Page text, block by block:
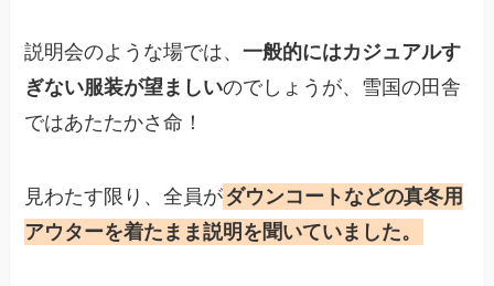
説明会のような場では、一般的にはカジュアルす
ぎない服装が望ましいのでしょうが、雪国の田舎
ではあたたかさ命！
見わたす限り、全員がダウンコートなどの真冬用
アウターを着たまま説明を聞いていました。